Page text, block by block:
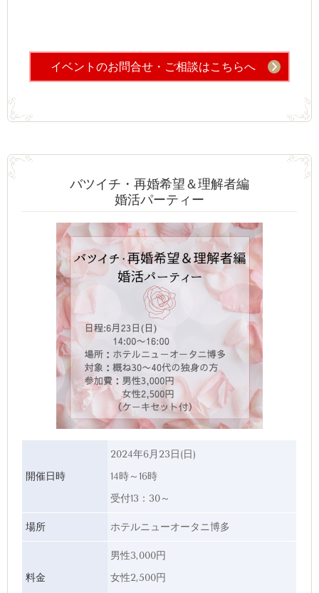
イベントのお問合せ・ご相談はこちらへ
バツイチ・再婚希望＆理解者編
婚活パーティー
開催日時
2024年6月23日(日)
14時～16時
受付13：30～
場所 ホテルニューオータニ博多
料金
男性3,000円
女性2,500円